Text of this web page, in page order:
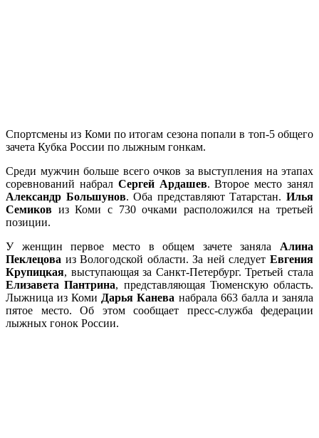
Спортсмены из Коми по итогам сезона попали в топ-5 общего
зачета Кубка России по лыжным гонкам.
Среди мужчин больше всего очков за выступления на этапах
соревнований набрал Сергей Ардашев. Второе место занял
Александр Большунов. Оба представляют Татарстан.Илья
Семиков из Коми с 730 очками расположился на третьей
позиции.
У женщин первое место в общем зачете заняла Алина
Пеклецова из Вологодской области. За ней следует Евгения
Крупицкая, выступающая за Санкт-Петербург. Третьей стала
Елизавета Пантрина, представляющая Тюменскую область.
Лыжница из Коми Дарья Канева набрала 663 балла и заняла
пятое место. Об этом сообщает пресс-служба федерации
лыжных гонок России.